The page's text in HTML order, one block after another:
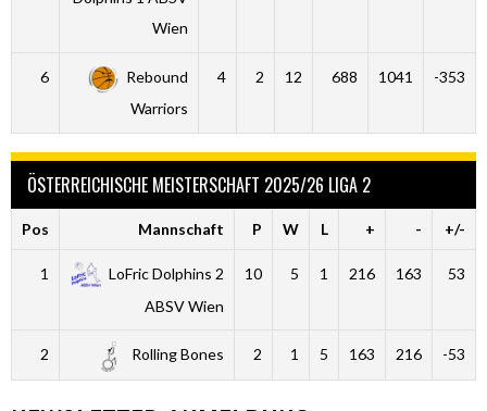
Wien
6
Rebound
Warriors
4 2 12 688 1041 -353
ÖSTERREICHISCHE MEISTERSCHAFT 2025/26 LIGA 2
Pos Mannschaft P W L + - +/-
1
LoFric Dolphins 2
ABSV Wien
10 5 1 216 163 53
2 Rolling Bones 2 1 5 163 216 -53